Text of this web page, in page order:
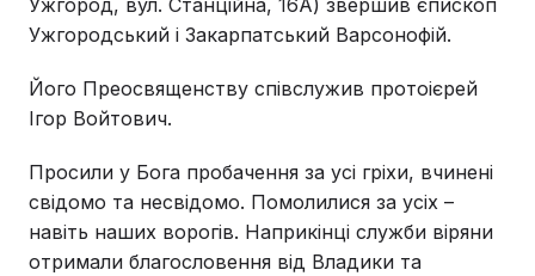
Ужгород, вул. Станційна, 16А) звершив єпископ
Ужгородський і Закарпатський Варсонофій.
Його Преосвященству співслужив протоієрей
Ігор Войтович.
Просили у Бога пробачення за усі гріхи, вчинені
свідомо та несвідомо. Помолилися за усіх –
навіть наших ворогів. Наприкінці служби віряни
отримали благословення від Владики та